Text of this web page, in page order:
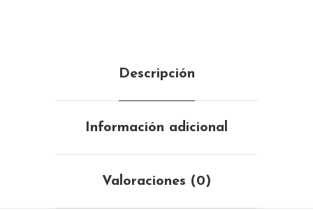
Descripción
Información adicional
Valoraciones (0)